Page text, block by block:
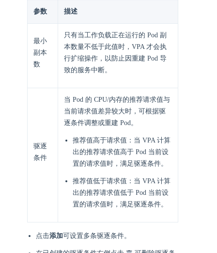
参数 描述
最小
副本
数
只有当工作负载正在运行的 Pod 副
本数量不低于此值时，VPA 才会执
行扩缩操作，以防止因重建 Pod 导
致的服务中断。​
驱逐
条件
当 Pod 的 CPU/内存的推荐请求值与
当前请求值差异较大时，可根据驱
逐条件调整或重建 Pod。
推荐值高于请求值：当 VPA 计算
出的推荐请求值​​​高于​​ Pod 当前设
置的请求值时，满足驱逐条件。
推荐值低于请求值：当 VPA 计算
出的推荐请求值​​​低于​​ Pod 当前设
置的请求值时，满足驱逐条件。
点击添加可设置多条驱逐条件。